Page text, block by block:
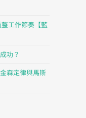
工作節奏【藍
功？
森定律與馬斯